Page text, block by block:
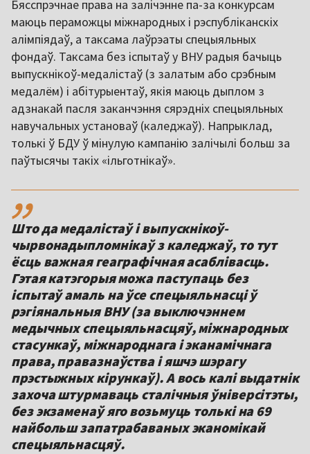
Бясспрэчнае права на залічэнне па-за конкурсам
маюць пераможцы міжнародных і рэспубліканскіх
алімпіядаў, а таксама лаўрэаты спецыяльных
фондаў. Таксама без іспытаў у ВНУ радыя бачыць
выпускнікоў-медалістаў (з залатым або срэбным
медалём) і абітурыентаў, якія маюць дыплом з
адзнакай пасля заканчэння сярэдніх спецыяльных
навучальных установаў (каледжаў). Напрыклад,
толькі ў БДУ ў мінулую кампанію залічылі больш за
паўтысячы такіх «ільготнікаў».
,,
Што да медалістаў і выпускнікоў-
чырвонадыпломнікаў з каледжаў, то тут
ёсць важная геаграфічная асаблівасць.
Гэтая катэгорыя можа паступаць без
іспытаў амаль на ўсе спецыяльнасці ў
рэгіянальныя ВНУ (за выключэннем
медычных спецыяльнасцяў, міжнародных
стасункаў, міжнароднага і эканамічнага
права, правазнаўства і яшчэ шэрагу
прэстыжных кірункаў). А вось калі выдатнік
захоча штурмаваць сталічныя ўніверсітэты,
без экзаменаў яго возьмуць толькі на 69
найбольш запатрабаваных эканомікай
спецыяльнасцяў.